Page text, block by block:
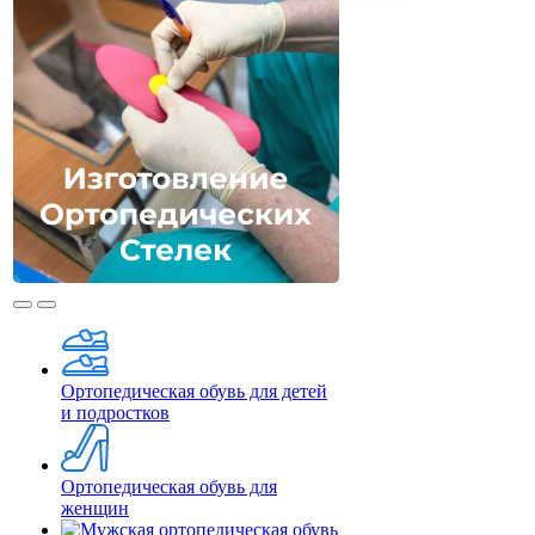
Ортопедическая обувь для детей
и подростков
Ортопедическая обувь для
женщин